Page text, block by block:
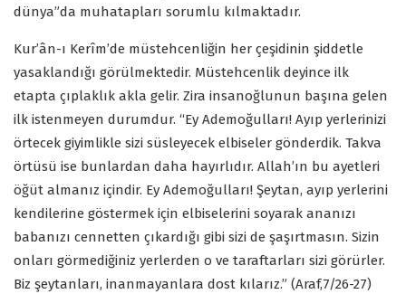
dünya”da muhatapları sorumlu kılmaktadır.
Kur’ân-ı Kerîm’de müstehcenliğin her çeşidinin şiddetle
yasaklandığı görülmektedir. Müstehcenlik deyince ilk
etapta çıplaklık akla gelir. Zira insanoğlunun başına gelen
ilk istenmeyen durumdur. “Ey Ademoğulları! Ayıp yerlerinizi
örtecek giyimlikle sizi süsleyecek elbiseler gönderdik. Takva
örtüsü ise bunlardan daha hayırlıdır. Allah’ın bu ayetleri
öğüt almanız içindir. Ey Ademoğulları! Şeytan, ayıp yerlerini
kendilerine göstermek için elbiselerini soyarak ananızı
babanızı cennetten çıkardığı gibi sizi de şaşırtmasın. Sizin
onları görmediğiniz yerlerden o ve taraftarları sizi görürler.
Biz şeytanları, inanmayanlara dost kılarız.” (Araf,7/26-27)